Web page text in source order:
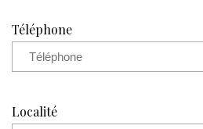
Téléphone
Localité